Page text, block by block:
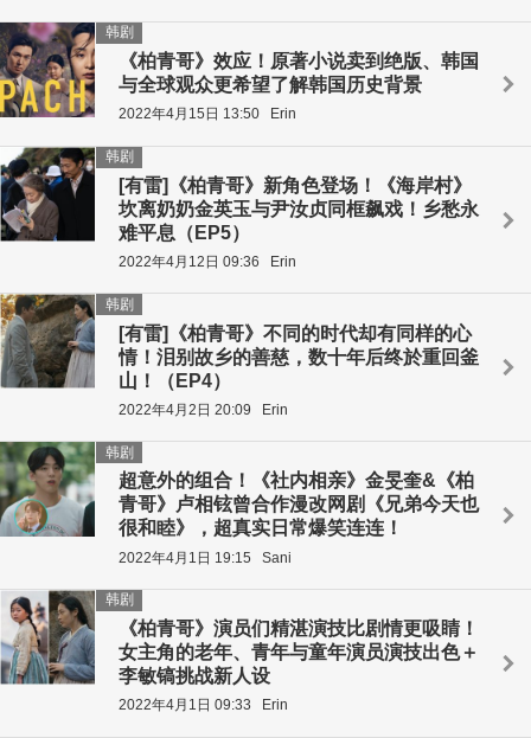
《柏青哥》效应！原著小说卖到绝版、韩国
与全球观众更希望了解韩国历史背景
韩剧
2022年4月15日 13:50 Erin
[有雷]《柏青哥》新角色登场！《海岸村》
坎离奶奶金英玉与尹汝贞同框飙戏！乡愁永
难平息（EP5）
韩剧
2022年4月12日 09:36 Erin
[有雷]《柏青哥》不同的时代却有同样的心
情！泪别故乡的善慈，数十年后终於重回釜
山！（EP4）
韩剧
2022年4月2日 20:09 Erin
超意外的组合！《社内相亲》金旻奎&《柏
青哥》卢相铉曾合作漫改网剧《兄弟今天也
很和睦》，超真实日常爆笑连连！
韩剧
2022年4月1日 19:15 Sani
《柏青哥》演员们精湛演技比剧情更吸睛！
女主角的老年、青年与童年演员演技出色＋
李敏镐挑战新人设
韩剧
2022年4月1日 09:33 Erin